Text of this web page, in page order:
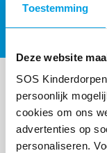
Toestemming
Deze website
SOS
persoonlijk
cookies om ons
advertenties op
personaliseren.
probeer de